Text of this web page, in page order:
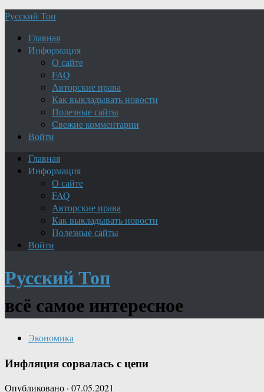
Русский Топ
Главная
Информация
О сайте
FAQ
Авторские права
Как выкладывать новости
Полезные сайты
Свежие комментарии
Войти
Главная
Информация
О сайте
FAQ
Авторские права
Как выкладывать новости
Полезные сайты
Войти
Русский Топ
всё самое интересное
Экономика
Инфляция сорвалась с цепи
Опубликовано · 07.05.2021